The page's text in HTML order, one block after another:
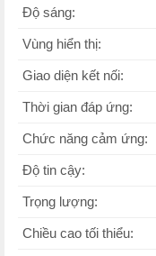
Độ sáng:
Vùng hiển thị:
Giao diện kết nối:
Thời gian đáp ứng:
Chức năng cảm ứng:
Độ tin cậy:
Trọng lượng:
Chiều cao tối thiểu: